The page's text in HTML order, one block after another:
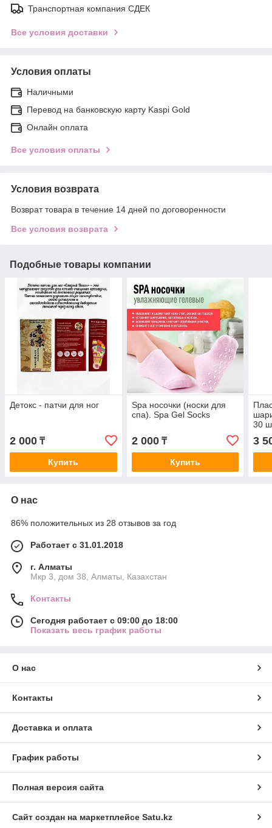
Транспортная компания СДЕК
Все условия доставки
Условия оплаты
Наличными
Перевод на банковскую карту Kaspi Gold
Онлайн оплата
Все условия оплаты
Условия возврата
Возврат товара в течение 14 дней по договоренности
Все условия возврата
Подобные товары компании
Детокс - патчи для ног
2 000 ₸
Купить
Spa носочки (носки для
спа). Spa Gel Socks
2 000₸
Купить
30
3
О нас
86% положительных из 28 отзывов за год
Работает с 31.01.2018
г. Алматы
Мкр 3, дом 38, Алматы, Казахстан
Контакты
Сегодня работает с 09:00 до 18:00
Показать весь график работы
О нас
Контакты
Доставка и оплата
График работы
Полная версия сайта
Сайт создан на маркетплейсе Satu.kz